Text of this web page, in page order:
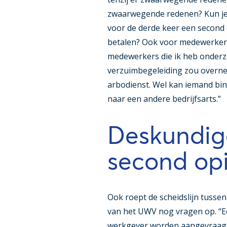
zwaarwegende redenen? Kun
voor de derde keer een
betalen? Ook voor
medewerkers die ik heb
verzuimbegeleiding zou
arbodienst. Wel kan iemand
naar een andere bedrijfsarts.”
second
Ook roept de scheidslijn
van het UWV nog vragen op.